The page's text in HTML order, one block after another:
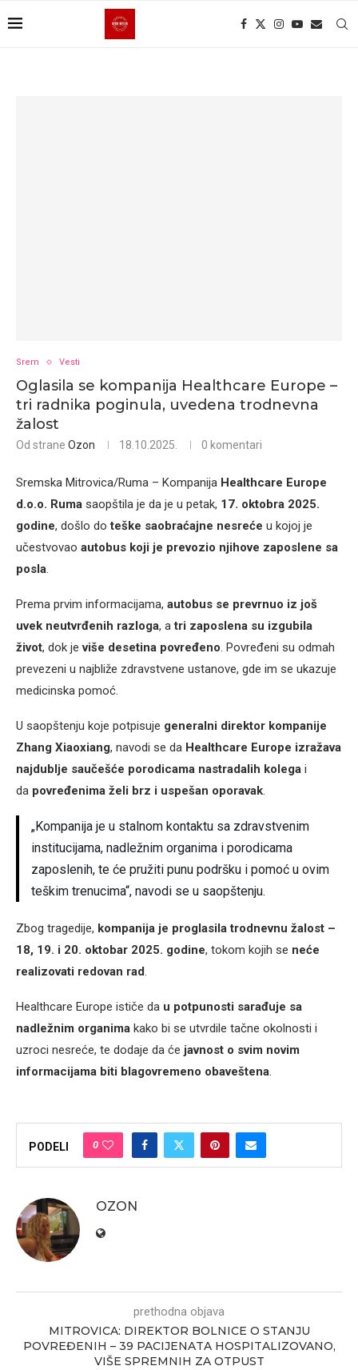
Srem Vesti
Oglasila se kompanija Healthcare Europe –
tri radnika poginula, uvedena trodnevna
žalost
Od strane Ozon 18.10.2025. 0 komentari
Sremska Mitrovica/Ruma – Kompanija Healthcare Europe
d.o.o. Ruma saopštila je da je u petak, 17. oktobra 2025.
godine, došlo doteške saobraćajne nesreće u kojoj je
učestvovao autobus koji je prevozio njihove zaposlene sa
posla.
Prema prvim informacijama, autobus se prevrnuo iz još
uvek neutvrđenih razloga, atri zaposlena su izgubila
život, dok jeviše desetina povređeno. Povređeni su odmah
prevezeni u najbliže zdravstvene ustanove, gde im se ukazuje
medicinska pomoć.
U saopštenju koje potpisuje generalni direktor kompanije
Zhang Xiaoxiang, navodi se da Healthcare Europe izražava
najdublje saučešće porodicama nastradalih kolega i
da povređenima želi brz i uspešan oporavak.
„Kompanija je u stalnom kontaktu sa zdravstvenim
institucijama, nadležnim organima i porodicama
zaposlenih, te će pružiti punu podršku i pomoć u ovim
teškim trenucima“, navodi se u saopštenju.
Zbog tragedije, kompanija je proglasila trodnevnu žalost –
18, 19. i 20. oktobar 2025. godine, tokom kojih se neće
realizovati redovan rad.
Healthcare Europe ističe da u potpunosti sarađuje sa
nadležnim organima kako bi se utvrdile tačne okolnosti i
uzroci nesreće, te dodaje da će javnost o svim novim
informacijama biti blagovremeno obaveštena.
PODELI 0
OZON
prethodna objava
MITROVICA: DIREKTOR BOLNICE O STANJU
POVREĐENIH – 39 PACIJENATA HOSPITALIZOVANO,
VIŠE SPREMNIH ZA OTPUST